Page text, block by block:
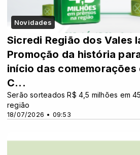
Novidades
18/07/2026 • 09:53
Sicredi Região dos Vales
Promoção da história
início das comemorações
C...
Serão sorteados R$ 4,5 milhões em
região